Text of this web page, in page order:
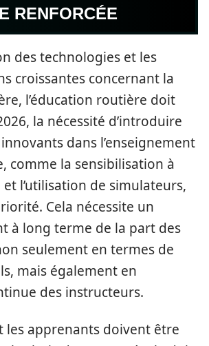
RENFORCÉE
des technologies et les
croissantes concernant la
l’éducation routière doit
la nécessité d’introduire
dans l’enseignement
comme la sensibilisation à
et l’utilisation de simulateurs,
Cela nécessite un
à long terme de la part des
seulement en termes de
mais également en
des instructeurs.
les apprenants doivent être